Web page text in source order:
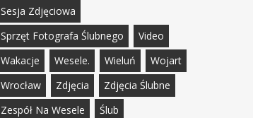
Sesja Zdjęciowa
Sprzęt Fotografa Ślubnego
Video
Wakacje
Wesele. Wieluń
Wojart
Wrocław
Zdjęcia
Zdjęcia Ślubne
Zespół Na Wesele
Ślub